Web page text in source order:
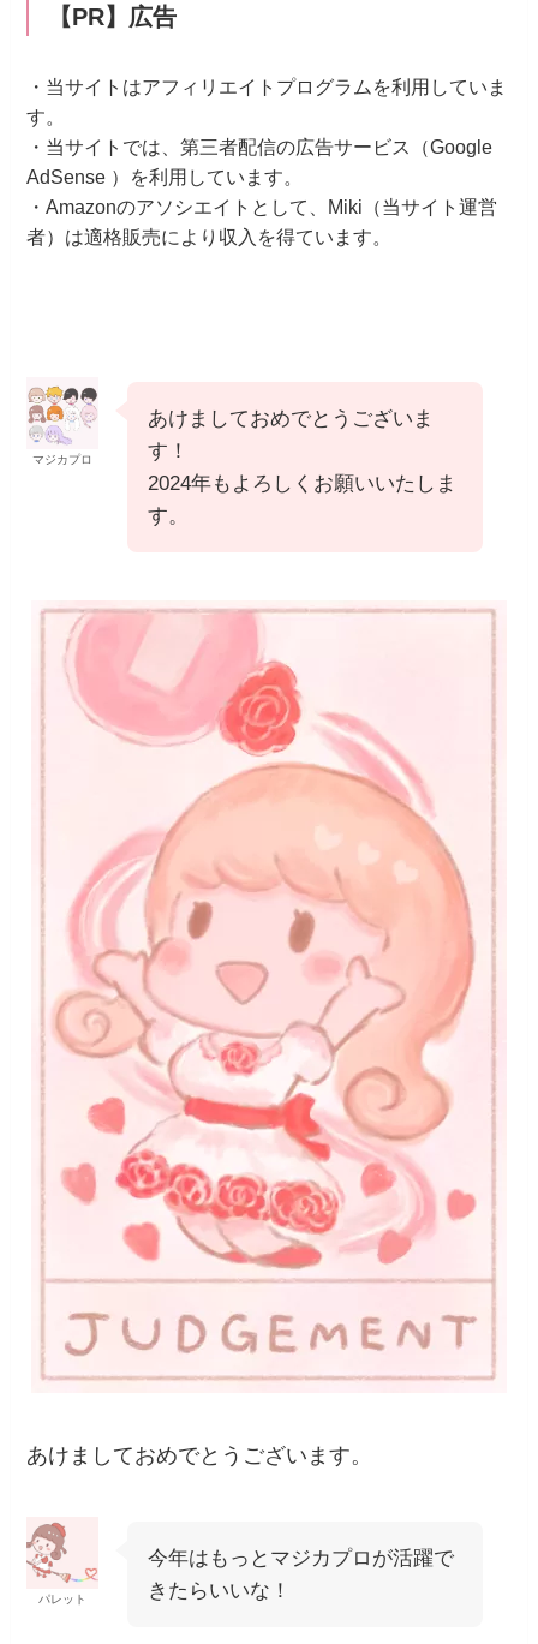
【PR】広告
・当サイトはアフィリエイトプログラムを利用していま
す。
・当サイトでは、第三者配信の広告サービス（Google
AdSense ）を利用しています。
・Amazonのアソシエイトとして、Miki（当サイト運営
者）は適格販売により収入を得ています。
マジカプロ
あけましておめでとうございま
す！
2024年もよろしくお願いいたしま
す。
あけましておめでとうございます。
パレット
今年はもっとマジカプロが活躍で
きたらいいな！